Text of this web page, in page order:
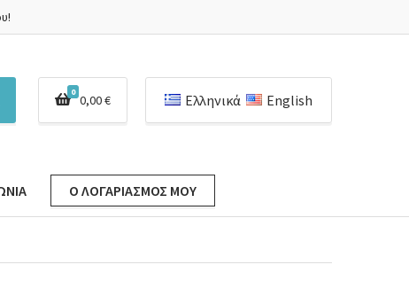
0
0,00€ Ελληνικά English
Ο ΛΟΓΑΡΙΑΣΜΌΣ ΜΟΥ